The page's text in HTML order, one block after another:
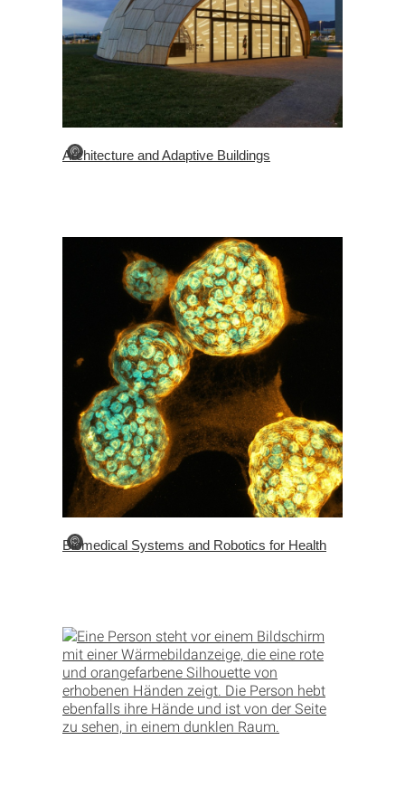
©
Architecture and Adaptive Buildings
©
Biomedical Systems and Robotics for Health